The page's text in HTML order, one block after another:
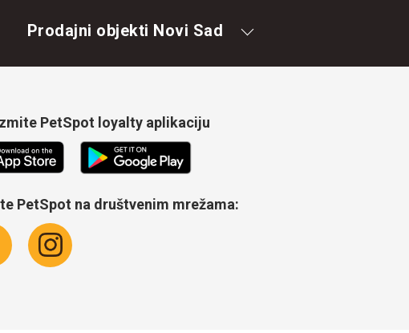
Prodajni objekti Novi Sad
PetSpot loyalty aplikaciju
PetSpot na društvenim mrežama: